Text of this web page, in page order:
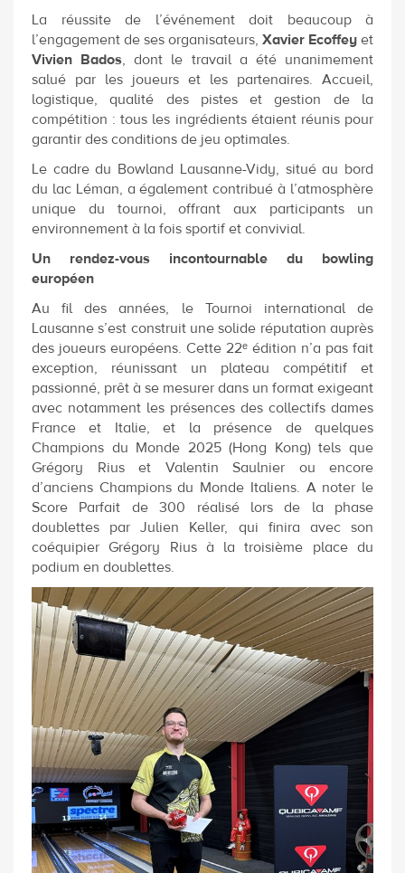
La réussite de l’événement doit beaucoup à
l’engagement de ses organisateurs, Xavier Ecoffey et
Vivien Bados, dont le travail a été unanimement
salué par les joueurs et les partenaires. Accueil,
logistique, qualité des pistes et gestion de la
compétition : tous les ingrédients étaient réunis pour
garantir des conditions de jeu optimales.
Le cadre du Bowland Lausanne-Vidy, situé au bord
du lac Léman, a également contribué à l’atmosphère
unique du tournoi, offrant aux participants un
environnement à la fois sportif et convivial.
Un rendez-vous incontournable du bowling
européen
Au fil des années, le Tournoi international de
Lausanne s’est construit une solide réputation auprès
des joueurs européens. Cette 22ᵉ édition n’a pas fait
exception, réunissant un plateau compétitif et
passionné, prêt à se mesurer dans un format exigeant
avec notamment les présences des collectifs dames
France et Italie, et la présence de quelques
Champions du Monde 2025 (Hong Kong) tels que
Grégory Rius et Valentin Saulnier ou encore
d’anciens Champions du Monde Italiens. A noter le
Score Parfait de 300 réalisé lors de la phase
doublettes par Julien Keller, qui finira avec son
coéquipier Grégory Rius à la troisième place du
podium en doublettes.